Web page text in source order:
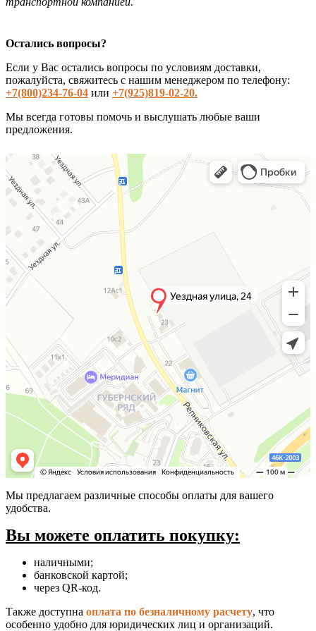
Остались вопросы?
Если у Вас остались вопросы по условиям доставки,
пожалуйста, свяжитесь с нашим менеджером по телефону:
+7(800)234-76-04 или +7(925)819-02-20.
Мы всегда готовы помочь и выслушать любые ваши
предложения.
Мы предлагаем различные способы оплаты для вашего
удобства.
Вы можете оплатить покупку:
наличными;
банковской картой;
через QR-код.
Также доступна оплата по безналичному расчету, что
особенно удобно для юридических лиц и организаций.